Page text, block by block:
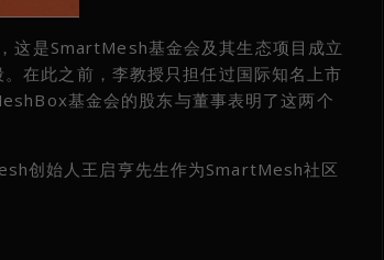
这是SmartMesh基金会及其生态项目成立
在此之前，李教授只担任过国际知名上市
基金会的股东与董事表明了这两个
创始人王启亨先生作为SmartMesh社区